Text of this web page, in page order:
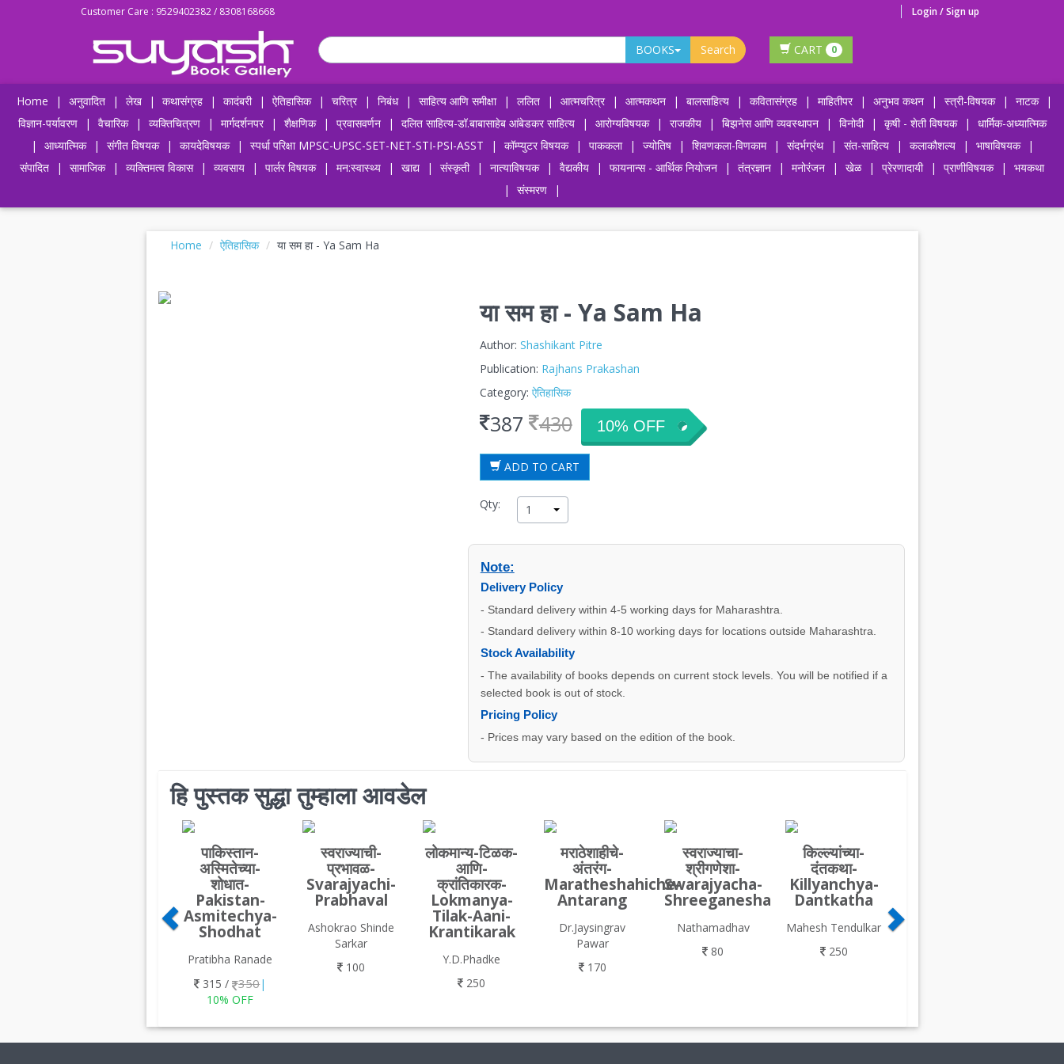
Customer Care : 9529402382 / 8308168668 Login / Sign up
BOOKS Search CART 0
Home | अनुवादित | लेख | कथासंग्रह | कादंबरी | ऐतिहासिक | चरित्र | निबंध | साहित्य आणि समीक्षा | ललित | आत्मचरित्र | आत्मकथन | बालसाहित्य | कवितासंग्रह | माहितीपर | अनुभव कथन | स्त्री-विषयक | नाटक
|
विज्ञान-पर्यावरण
| वैचारिक | व्यक्तिचित्रण | मार्गदर्शनपर | शैक्षणिक | प्रवासवर्णन | दलित साहित्य-डॉ.बाबासाहेब आंबेडकर साहित्य | आरोग्यविषयक | राजकीय | बिझनेस आणि व्यवस्थापन | विनोदी | कृषी - शेती विषयक |
धार्मिक-अध्यात्मिक
|
आध्यात्मिक | संगीत विषयक | कायदेविषयक | स्पर्धा परिक्षा MPSC-UPSC-SET-NET-STI-PSI-ASST | कॉम्प्युटर विषयक | पाककला | ज्योतिष | शिवणकला-विणकाम | संदर्भग्रंथ | संत-साहित्य | कलाकौशल्य | भाषाविषयक
|
संपादित
| सामाजिक | व्यक्तिमत्व विकास | व्यवसाय | पार्लर विषयक | मन:स्वास्थ्य | खाद्य | संस्कृती | नात्याविषयक | वैद्यकीय | फायनान्स - आर्थिक नियोजन | तंत्रज्ञान | मनोरंजन | खेळ | प्रेरणादायी | प्राणीविषयक |
भयकथा
|
संस्मरण |
Home ऐतिहासिक या सम हा - Ya Sam Ha
या सम हा - Ya Sam Ha
Author: Shashikant Pitre
Publication: Rajhans Prakashan
Category: ऐतिहासिक
387 430 10% OFF
ADD TO CART
Qty: 1
Note:
Delivery Policy
- Standard delivery within 4-5 working days for Maharashtra.
- Standard delivery within 8-10 working days for locations outside Maharashtra.
Stock Availability
- The availability of books depends on current stock levels. You will be notified if a
selected book is out of stock.
Pricing Policy
- Prices may vary based on the edition of the book.
हि पुस्तक सुद्धा तुम्हाला आवडेल
पाकिस्तान-
अस्मितेच्या-
शोधात-
Pakistan-
Asmitechya-
Shodhat
Pratibha Ranade
315 / 350|
10% OFF
स्वराज्याची-
प्रभावळ-
Svarajyachi-
Prabhaval
Ashokrao Shinde
Sarkar
100
लोकमान्य-टिळक-
आणि-
क्रांतिकारक-
Lokmanya-
Tilak-Aani-
Krantikarak
Y.D.Phadke
250
मराठेशाहीचे-
अंतरंग-
Maratheshahiche-
Antarang
Dr.Jaysingrav
Pawar
170
स्वराज्याचा-
श्रीगणेशा-
Swarajyacha-
Shreeganesha
Nathamadhav
80
किल्ल्यांच्या-
दंतकथा-
Killyanchya-
Dantkatha
Mahesh Tendulkar
250